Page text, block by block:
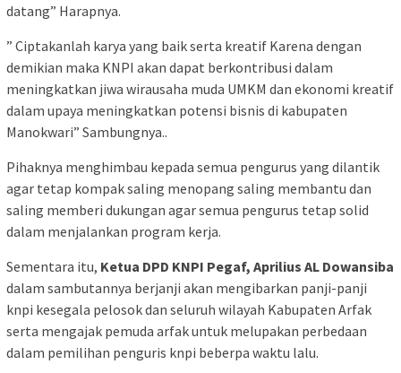
datang” Harapnya.
” Ciptakanlah karya yang baik serta kreatif Karena dengan
demikian maka KNPI akan dapat berkontribusi dalam
meningkatkan jiwa wirausaha muda UMKM dan ekonomi kreatif
dalam upaya meningkatkan potensi bisnis di kabupaten
Manokwari” Sambungnya..
Pihaknya menghimbau kepada semua pengurus yang dilantik
agar tetap kompak saling menopang saling membantu dan
saling memberi dukungan agar semua pengurus tetap solid
dalam menjalankan program kerja.
Sementara itu, Ketua DPD KNPI Pegaf, Aprilius AL Dowansiba
dalam sambutannya berjanji akan mengibarkan panji-panji
knpi kesegala pelosok dan seluruh wilayah Kabupaten Arfak
serta mengajak pemuda arfak untuk melupakan perbedaan
dalam pemilihan penguris knpi beberpa waktu lalu.